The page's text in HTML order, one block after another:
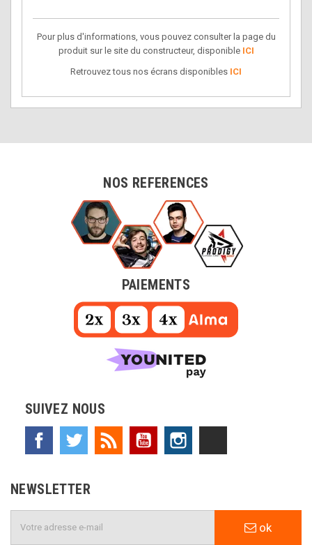
Pour plus d'informations, vous pouvez consulter la page du
produit sur le site du constructeur, disponible ICI
Retrouvez tous nos écrans disponibles ICI
NOS REFERENCES
PAIEMENTS
SUIVEZ NOUS
Facebook Twitter Rss YouTube
NEWSLETTER
ok